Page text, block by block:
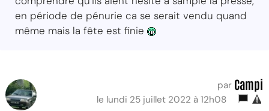
en période de pénurie ca se serait vendu quand
même mais la fête est finie
par Campi
le lundi 25 juillet 2022 à 12h08